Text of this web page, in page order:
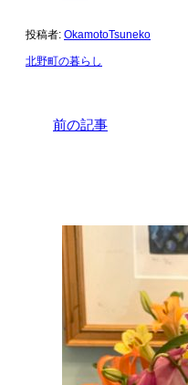
投稿者: OkamotoTsuneko
北野町の暮らし
前の記事